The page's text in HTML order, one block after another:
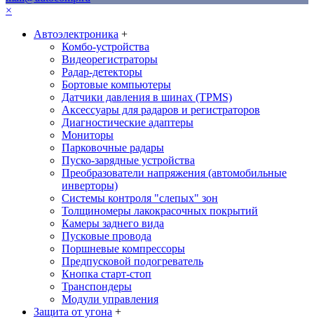
×
Автоэлектроника +
Комбо-устройства
Видеорегистраторы
Радар-детекторы
Бортовые компьютеры
Датчики давления в шинах (TPMS)
Аксессуары для радаров и регистраторов
Диагностические адаптеры
Мониторы
Парковочные радары
Пуско-зарядные устройства
Преобразователи напряжения (автомобильные
инверторы)
Системы контроля "слепых" зон
Толщиномеры лакокрасочных покрытий
Камеры заднего вида
Пусковые провода
Поршневые компрессоры
Предпусковой подогреватель
Кнопка старт-стоп
Транспондеры
Модули управления
Защита от угона +